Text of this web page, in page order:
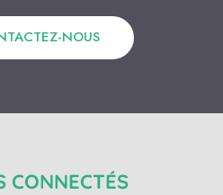
NOUS
CONNECTÉS